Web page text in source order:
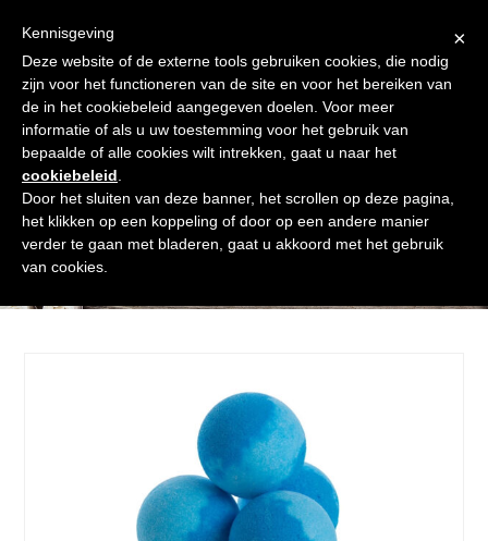
content
Afrekenen
Winkelmand Shop
Open
mobile
menu
Close
mobile
menu
Shop
×
Kennisgeving
Deze website of de externe tools gebruiken cookies, die nodig
zijn voor het functioneren van de site en voor het bereiken van
de in het cookiebeleid aangegeven doelen. Voor meer
informatie of als u uw toestemming voor het gebruik van
bepaalde of alle cookies wilt intrekken, gaat u naar het
cookiebeleid
Door het sluiten van deze banner, het scrollen op deze pagina,
het klikken op een koppeling of door op een andere manier
verder te gaan met bladeren, gaat u akkoord met het gebruik
van cookies.